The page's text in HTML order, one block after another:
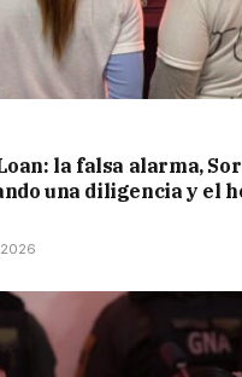
la falsa alarma,
una diligencia y el